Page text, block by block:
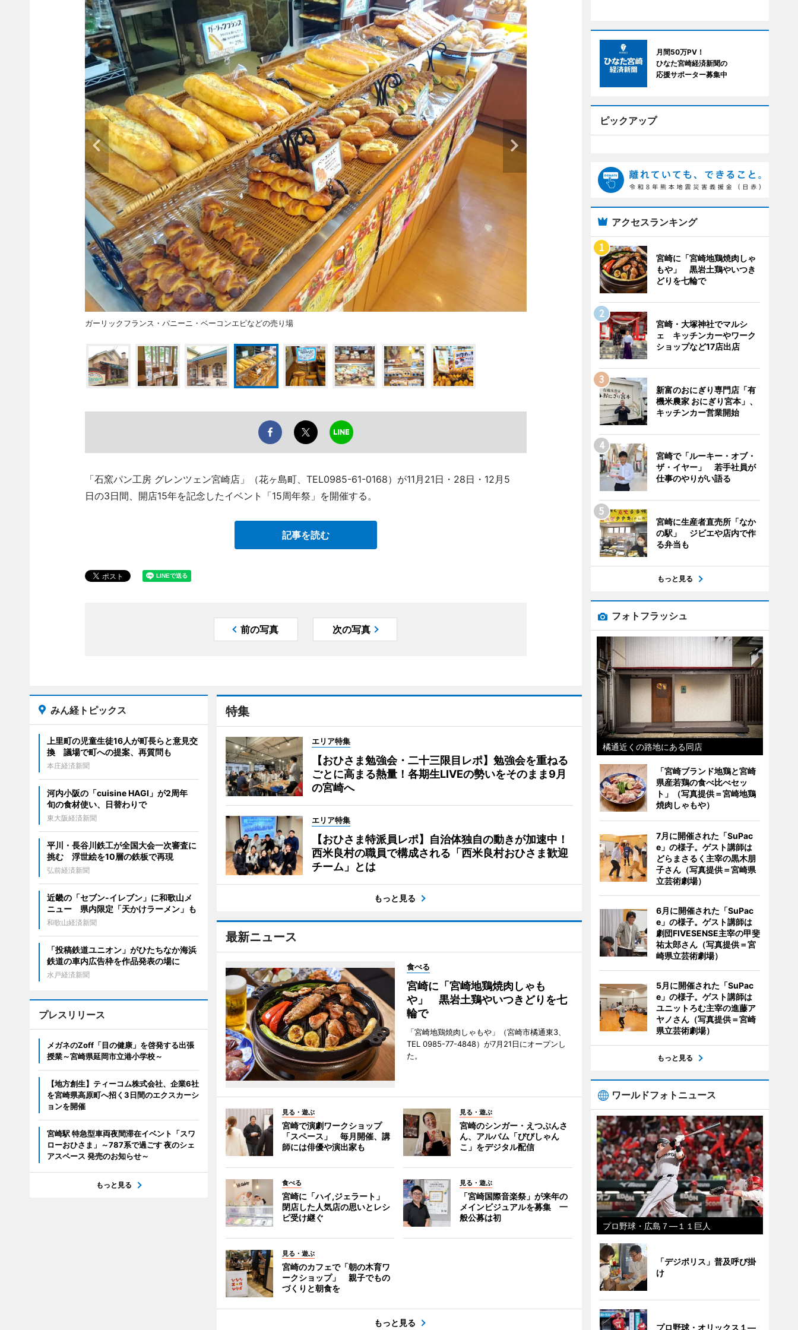
ガーリックフランス・パニーニ・ベーコンエピなどの売り場
「石窯パン工房 グレンツェン宮崎店」（花ヶ島町、TEL0985-61-0168）が11月21日・28日・12月5
日の3日間、開店15年を記念したイベント「15周年祭」を開催する。
記事を読む
前の写真 次の写真
特集
エリア特集
【おひさま勉強会・二十三限目レポ】勉強会を重ねる
ごとに高まる熱量！各期生LIVEの勢いをそのまま9月
の宮崎へ
エリア特集
【おひさま特派員レポ】自治体独自の動きが加速中！
西米良村の職員で構成される「西米良村おひさま歓迎
チーム」とは
もっと見る
最新ニュース
食べる
宮崎に「宮崎地鶏焼肉しゃも
や」 黒岩土鶏やいつきどりを七
輪で
「宮崎地鶏焼肉しゃもや」（宮崎市橘通東3、
TEL 0985-77-4848）が7月21日にオープンし
た。
見る・遊ぶ
宮崎で演劇ワークショップ
「スペース」 毎月開催、講
師には俳優や演出家も
見る・遊ぶ
宮崎のシンガー・えつぷんさ
ん、アルバム「びびしゃん
こ」をデジタル配信
食べる
宮崎に「ハイ,ジェラート」
閉店した人気店の思いとレシ
ピ受け継ぐ
見る・遊ぶ
「宮崎国際音楽祭」が来年の
メインビジュアルを募集 一
般公募は初
見る・遊ぶ
宮崎のカフェで「朝の木育ワ
ークショップ」 親子でもの
づくりと朝食を
もっと見る
みん経トピックス
上里町の児童生徒16人が町長らと意見交
換 議場で町への提案、再質問も
本庄経済新聞
河内小阪の「cuisine HAGI」が2周年
旬の食材使い、日替わりで
東大阪経済新聞
平川・長谷川鉄工が全国大会一次審査に
挑む 浮世絵を10層の鉄板で再現
弘前経済新聞
近畿の「セブン-イレブン」に和歌山メ
ニュー 県内限定「天かけラーメン」も
和歌山経済新聞
「投稿鉄道ユニオン」がひたちなか海浜
鉄道の車内広告枠を作品発表の場に
水戸経済新聞
プレスリリース
メガネのZoff「目の健康」を啓発する出張
授業～宮崎県延岡市立港小学校～
【地方創生】ティーコム株式会社、企業6社
を宮崎県高原町へ招く3日間のエクスカーシ
ョンを開催
宮崎駅 特急型車両夜間滞在イベント「スワ
ローおひさま」～787系で過ごす 夜のシェ
アスペース 発売のお知らせ～
もっと見る
月間50万PV！
ひなた宮崎経済新聞の
応援サポーター募集中
ピックアップ
アクセスランキング
宮崎に「宮崎地鶏焼肉しゃ
もや」 黒岩土鶏やいつき
どりを七輪で
宮崎・大塚神社でマルシ
ェ キッチンカーやワーク
ショップなど17店出店
新富のおにぎり専門店「有
機米農家 おにぎり宮本」、
キッチンカー営業開始
宮崎で「ルーキー・オブ・
ザ・イヤー」 若手社員が
仕事のやりがい語る
宮崎に生産者直売所「なか
の駅」 ジビエや店内で作
る弁当も
もっと見る
フォトフラッシュ
橘通近くの路地にある同店
「宮崎ブランド地鶏と宮崎
県産若鶏の食べ比べセッ
ト」（写真提供＝宮崎地鶏
焼肉しゃもや）
7月に開催された「SuPac
e」の様子。ゲスト講師は
どらまさるく主宰の黒木朋
子さん（写真提供＝宮崎県
立芸術劇場）
6月に開催された「SuPac
e」の様子。ゲスト講師は
劇団FIVESENSE主宰の甲斐
祐太郎さん（写真提供＝宮
崎県立芸術劇場）
5月に開催された「SuPac
e」の様子。ゲスト講師は
ユニットろむ主宰の進藤ア
ヤノさん（写真提供＝宮崎
県立芸術劇場）
もっと見る
ワールドフォトニュース
プロ野球・広島７―１１巨人
「デジポリス」普及呼び掛
け
プロ野球・オリックス１―